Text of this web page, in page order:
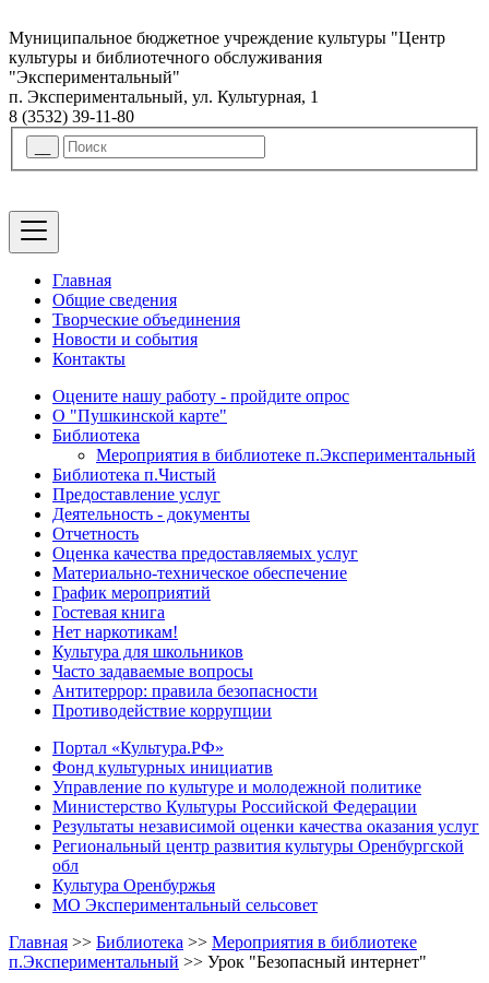
Муниципальное бюджетное учреждение культуры "Центр
культуры и библиотечного обслуживания
"Экспериментальный"
п. Экспериментальный, ул. Культурная, 1
8 (3532) 39-11-80
Главная
Общие сведения
Творческие объединения
Новости и события
Контакты
Оцените нашу работу - пройдите опрос
О "Пушкинской карте"
Библиотека
Мероприятия в библиотеке п.Экспериментальный
Библиотека п.Чистый
Предоставление услуг
Деятельность - документы
Отчетность
Оценка качества предоставляемых услуг
Материально-техническое обеспечение
График мероприятий
Гостевая книга
Нет наркотикам!
Культура для школьников
Часто задаваемые вопросы
Антитеррор: правила безопасности
Противодействие коррупции
Портал «Культура.РФ»
Фонд культурных инициатив
Управление по культуре и молодежной политике
Министерство Культуры Российской Федерации
Результаты независимой оценки качества оказания услуг
Региональный центр развития культуры Оренбургской
обл
Культура Оренбуржья
МО Экспериментальный сельсовет
Главная >> Библиотека >> Мероприятия в библиотеке
п.Экспериментальный >> Урок "Безопасный интернет"